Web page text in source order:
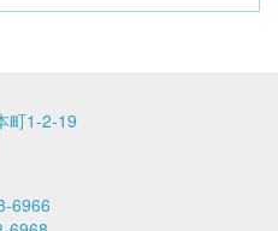
町1-2-19
6966